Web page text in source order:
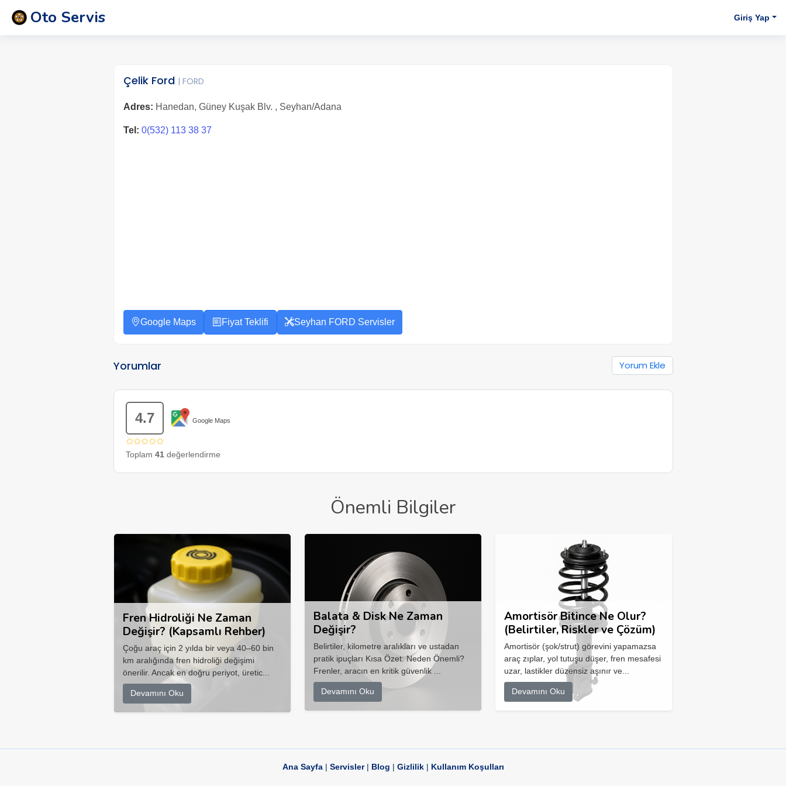
Oto Servis Giriş Yap
Çelik Ford | FORD
Adres: Hanedan, Güney Kuşak Blv. , Seyhan/Adana
Tel: 0(532) 113 38 37
Google Maps Fiyat Teklifi Seyhan FORD Servisler
Yorumlar Yorum Ekle
4.7 Google Maps
✩✩✩✩✩
Toplam 41değerlendirme
Önemli Bilgiler
Fren Hidroliği Ne Zaman
Değişir? (Kapsamlı Rehber)
Çoğu araç için 2 yılda bir veya 40–60 bin
km aralığında fren hidroliği değişimi
önerilir. Ancak en doğru periyot, üretic...
Devamını Oku
Balata & Disk Ne Zaman
Değişir?
Belirtiler, kilometre aralıkları ve ustadan
pratik ipuçları Kısa Özet: Neden Önemli?
Frenler, aracın en kritik güvenlik ...
Devamını Oku
Amortisör Bitince Ne Olur?
(Belirtiler, Riskler ve Çözüm)
Amortisör (şok/strut) görevini yapamazsa
araç zıplar, yol tutuşu düşer, fren mesafesi
uzar, lastikler düzensiz aşınır ve...
Devamını Oku
Ana Sayfa| Servisler| Blog | Gizlilik| Kullanım Koşulları